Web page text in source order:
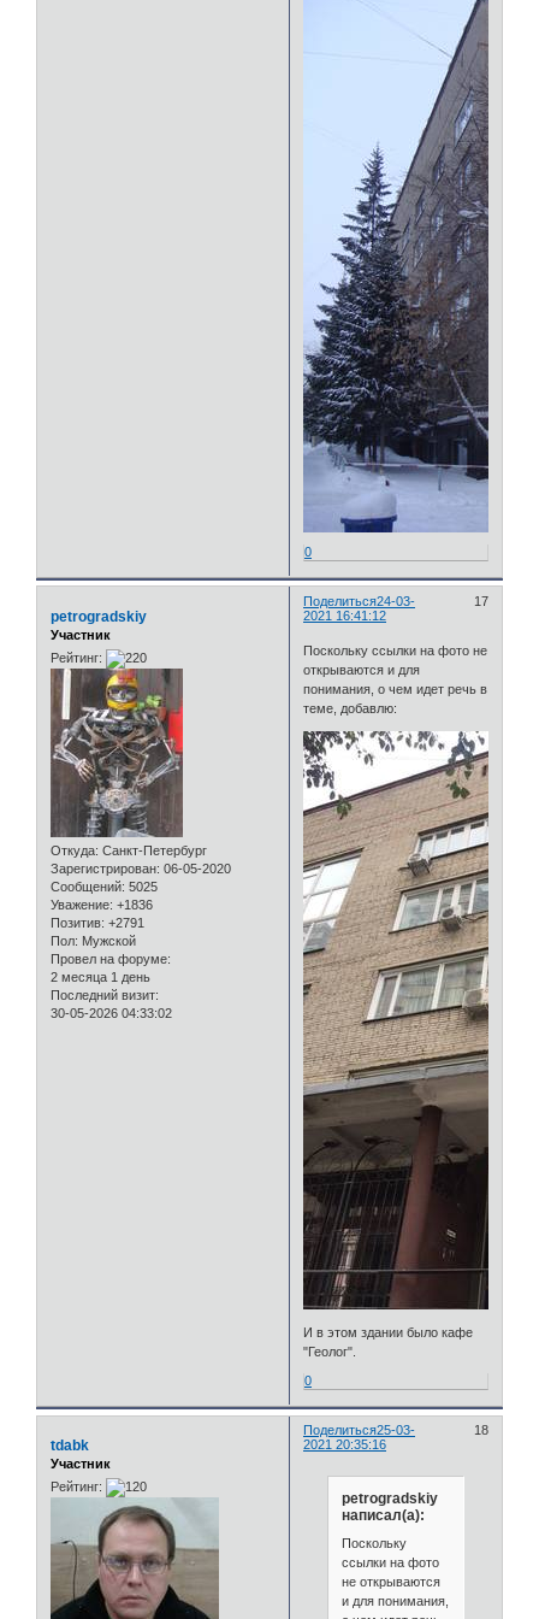
0
Поделиться 17
24-03-
2021 16:41:12
petrogradskiy
Участник
Рейтинг:
Откуда: Санкт-Петербург
Зарегистрирован: 06-05-2020
Сообщений: 5025
Уважение: +1836
Позитив: +2791
Пол: Мужской
Провел на форуме:
2 месяца 1 день
Последний визит:
30-05-2026 04:33:02
Поскольку ссылки на фото не
открываются и для
понимания, о чем идет речь в
теме, добавлю:
И в этом здании было кафе
"Геолог".
0
Поделиться 18
25-03-
2021 20:35:16
tdabk
Участник
Рейтинг:
petrogradskiy
написал(а):
Поскольку
ссылки на фото
не открываются
и для понимания,